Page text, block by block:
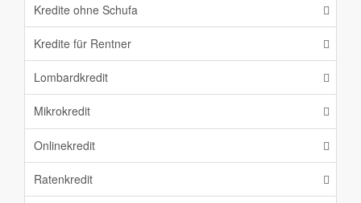
Kredite ohne Schufa
Kredite für Rentner
Lombardkredit
Mikrokredit
Onlinekredit
Ratenkredit